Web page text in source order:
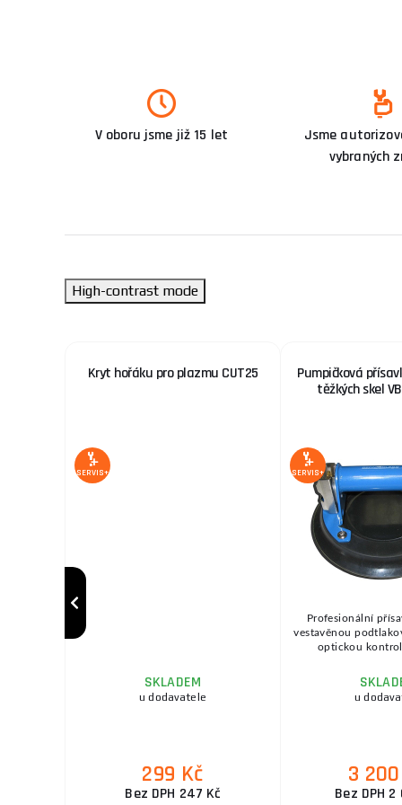
V oboru jsme již 15 let
Jsme
vybraných
High-contrast mode
Kryt hořáku pro plazmu CUT25
SERVIS+
SKLADEM
u dodavatele
299 Kč
Bez DPH 247 Kč
Pumpičková
těžkých skel
SERVIS+
Profesionální
vestavěnou
optickou
u
3
Bez DPH